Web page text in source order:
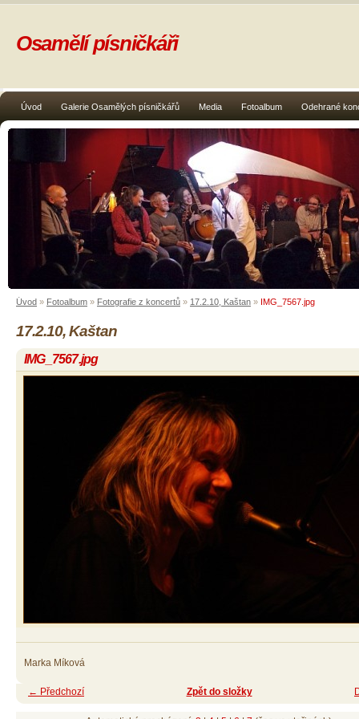
Úvod Galerie Osamělých písničkářů Media Fotoalbum Odehrané
Osamělí písničkáři
Úvod » Fotoalbum » Fotografie z koncertů » 17.2.10, Kaštan » IMG_7567.jpg
17.2.10, Kaštan
IMG_7567.jpg
Marka Míková
← Předchozí Zpět do složky